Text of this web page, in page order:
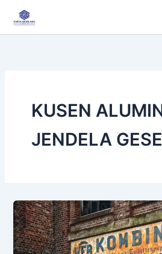
konten
KUSEN
JENDELA